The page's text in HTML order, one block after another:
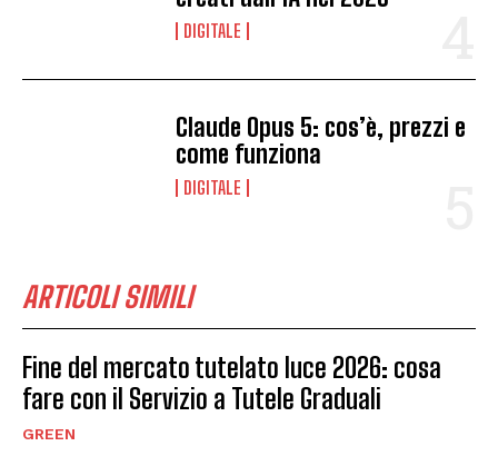
DIGITALE
Claude Opus 5: cos’è, prezzi e
come funziona
DIGITALE
ARTICOLI SIMILI
Fine del mercato tutelato luce 2026: cosa
fare con il Servizio a Tutele Graduali
GREEN